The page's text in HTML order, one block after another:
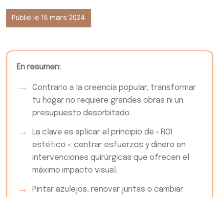
Publié le 15 mars 2024
En resumen:
Contrario a la creencia popular, transformar
tu hogar no requiere grandes obras ni un
presupuesto desorbitado.
La clave es aplicar el principio de « ROI
estético »: centrar esfuerzos y dinero en
intervenciones quirúrgicas que ofrecen el
máximo impacto visual.
Pintar azulejos, renovar juntas o cambiar